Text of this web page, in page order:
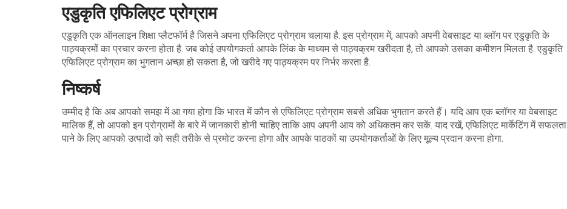
एडुकृति एफिलिएट प्रोग्राम
एडुकृति एक ऑनलाइन शिक्षा प्लैटफॉर्म है जिसने अपना एफिलिएट प्रोग्राम चलाया है. इस प्रोग्राम में, आपको अपनी वेबसाइट या ब्लॉग पर एडुकृति के
पाठ्यक्रमों का प्रचार करना होता है. जब कोई उपयोगकर्ता आपके लिंक के माध्यम से पाठ्यक्रम खरीदता है, तो आपको उसका कमीशन मिलता है. एडुकृति
एफिलिएट प्रोग्राम का भुगतान अच्छा हो सकता है, जो खरीदे गए पाठ्यक्रम पर निर्भर करता है.
निष्कर्ष
उम्मीद है कि अब आपको समझ में आ गया होगा कि भारत में कौन से एफिलिएट प्रोग्राम सबसे अधिक भुगतान करते हैं। यदि आप एक ब्लॉगर या वेबसाइट
मालिक हैं, तो आपको इन प्रोग्रामों के बारे में जानकारी होनी चाहिए ताकि आप अपनी आय को अधिकतम कर सकें. याद रखें, एफिलिएट मार्केटिंग में सफलता
पाने के लिए आपको उत्पादों को सही तरीके से प्रमोट करना होगा और आपके पाठकों या उपयोगकर्ताओं के लिए मूल्य प्रदान करना होगा.